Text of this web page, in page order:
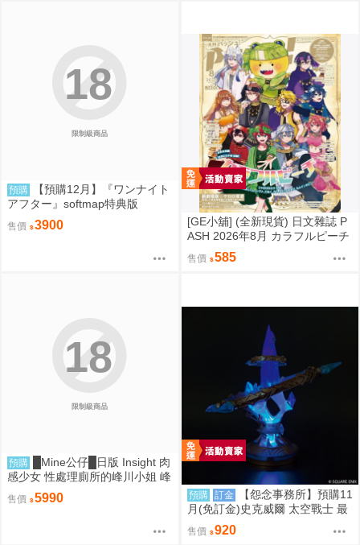
限制級商品
18
預購
【預購12月】『ワンナイト
アフター』softmap特典版
售價 3900
[GE小舖] (全新現貨) 日文雜誌 P
ASH 2026年8月 カラフルピーチ
からぴち Colorful Peach
售價 585
限制級商品
18
預購
█Mine公仔█日版 Insight 肉
感少女 性處理廁所的峰川小姐 峰
川さん 1/5 PMMA D9263
售價 5990 預購 訂金
【怨念事務所】預購11
月(免訂金)史克威爾 太空戰士 最
終幻想 FF14 以太之光 微縮模型
小夜燈 三次再販 0824
售價 920